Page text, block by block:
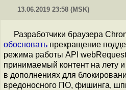
13.06.2019 23:58 (MSK)
Разработчики браузера
обосновать прекращение
режима работы API
принимаемый контент на лету
в дополнениях для
вредоносного ПО, фишинга,